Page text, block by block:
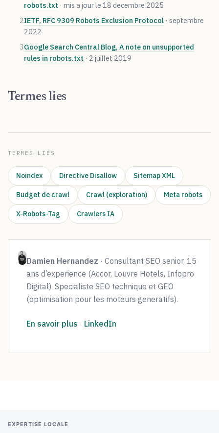
robots.txt · mis a jour le 18 decembre 2025
2IETF, RFC 9309 Robots Exclusion Protocol · septembre
2022
3Google Search Central Blog, A note on unsupported
rules in robots.txt · 2 juillet 2019
Termes lies
TERMES LIÉS
Noindex Directive Disallow Sitemap XML
Budget de crawl Crawl (exploration) Meta robots
X-Robots-Tag Crawlers IA
Damien Hernandez · Consultant SEO senior, 15
ans d’experience (Accor, Louvre Hotels, Infopro
Digital). Specialiste SEO technique et GEO
(optimisation pour les moteurs generatifs).
En savoir plus · LinkedIn
EXPERTISE LOCALE